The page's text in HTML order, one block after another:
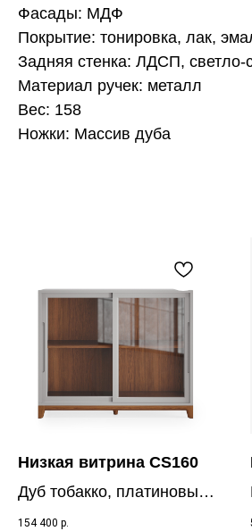
Фасады: МДФ
Покрытие: тонировка, лак,
Задняя стенка: ЛДСП, светло-
Материал ручек: металл
Вес: 158
Ножки: Массив дуба
Низкая витрина CS160
Дуб тобакко, платиновый
RAL 7036
154 400 р.